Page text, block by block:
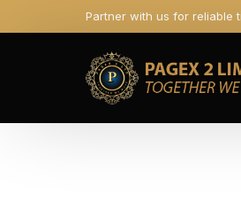
Partner with us for reliable